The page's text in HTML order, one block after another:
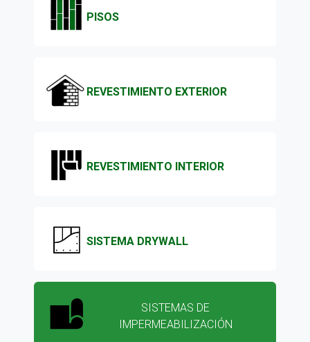
PISOS
REVESTIMIENTO EXTERIOR
REVESTIMIENTO INTERIOR
SISTEMA DRYWALL
SISTEMAS DE
IMPERMEABILIZACIÓN